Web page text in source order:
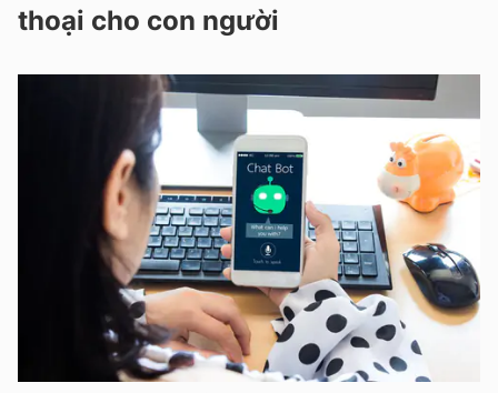
thoại cho con người